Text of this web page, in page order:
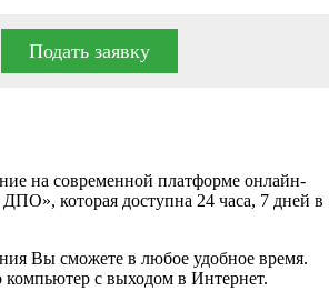
Подать заявку
на современной платформе онлайн-
которая доступна 24 часа, 7 дней в
Вы сможете в любое удобное время.
компьютер с выходом в Интернет.